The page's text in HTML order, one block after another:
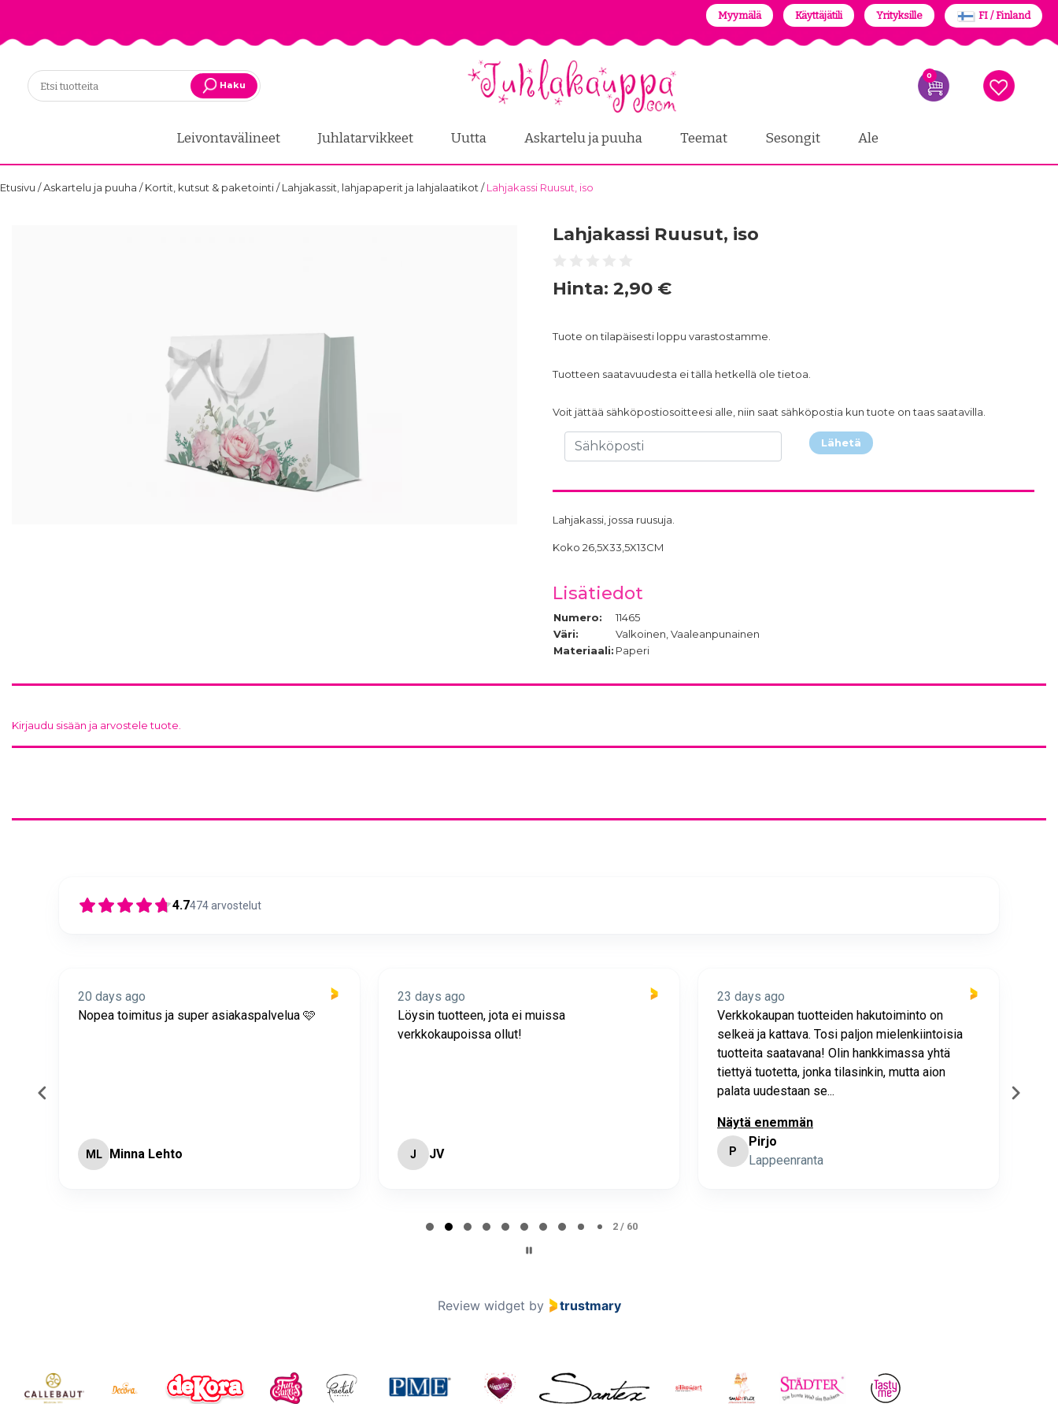
Myymälä Käyttäjätili Yrityksille FI / Finland
Haku
0
Leivontavälineet Juhlatarvikkeet Uutta Askartelu ja puuha Teemat Sesongit Ale
Etusivu /Askartelu ja puuha /Kortit, kutsut & paketointi/Lahjakassit, lahjapaperit ja lahjalaatikot /Lahjakassi Ruusut, iso
Lahjakassi Ruusut, iso
Hinta: 2,90 €
Tuote on tilapäisesti loppu varastostamme.
Tuotteen saatavuudesta ei tällä hetkellä ole tietoa.
Voit jättää sähköpostiosoitteesi alle, niin saat sähköpostia kun tuote on taas saatavilla.
Lähetä
Lahjakassi, jossa ruusuja.
Koko 26,5X33,5X13CM
Lisätiedot
Numero:
11465
Väri:
Valkoinen, Vaaleanpunainen
Materiaali: Paperi
Kirjaudu sisään ja arvostele tuote.
4.7474arvostelut
20 days ago
Nopea toimitus ja super asiakaspalvelua 🩷
ML Minna Lehto
23 days ago
Löysin tuotteen, jota ei muissa
verkkokaupoissa ollut!
J JV
23 days ago
Verkkokaupan tuotteiden hakutoiminto on
selkeä ja kattava. Tosi paljon mielenkiintoisia
tuotteita saatavana! Olin hankkimassa yhtä
tiettyä tuotetta, jonka tilasinkin, mutta aion
palata uudestaan se...
Näytä enemmän
P
Pirjo
Lappeenranta
2 / 60
Review widget by trustmary